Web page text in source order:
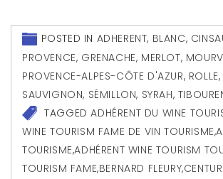
POSTED IN ADHERENT, BLANC,
PROVENCE, GRENACHE, MERLOT,
PROVENCE-ALPES-CÔTE D'AZUR, ROLLE,
SAUVIGNON, SÉMILLON, SYRAH,
TAGGEDADHÉRENT DU WINE
WINE TOURISM FAME DE VIN TOURISME,
TOURISME,ADHÉRENT WINE TOURISM
TOURISM FAME,BERNARD FLEURY,